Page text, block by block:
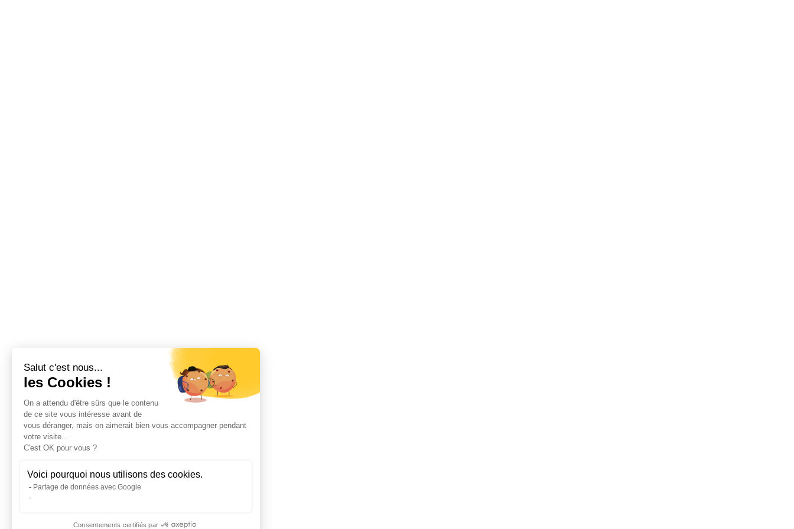
Salut c'est nous...
les Cookies !
On a attendu d'être sûrs que le contenu
de ce site vous intéresse avant de
vous déranger, mais on aimerait bien vous accompagner pendant
votre visite...
C'est OK pour vous ?
Voici pourquoi nous utilisons des cookies.
Partage de données avec Google
Consentements certifiés par